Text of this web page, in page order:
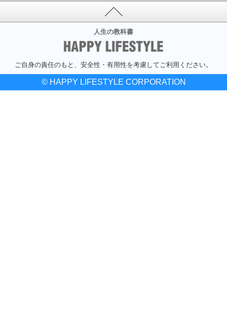
人生の教科書
ご自身の責任のもと、安全性・有用性を考慮してご利用ください。
© HAPPY LIFESTYLE CORPORATION